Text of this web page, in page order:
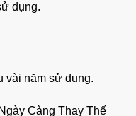
dụng.
vài năm sử dụng.